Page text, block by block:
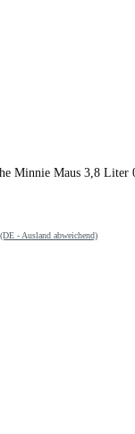
Minnie Maus 3,8 Liter
(DE - Ausland abweichend)